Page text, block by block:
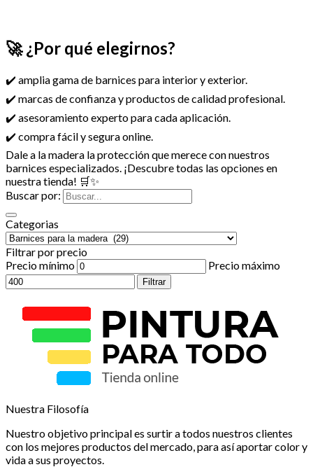
🚀 ¿Por qué elegirnos?
✔️ amplia gama de barnices para interior y exterior.
✔️ marcas de confianza y productos de calidad profesional.
✔️ asesoramiento experto para cada aplicación.
✔️ compra fácil y segura online.
Dale a la madera la protección que merece con nuestros
barnices especializados. ¡Descubre todas las opciones en
nuestra tienda! 🛒✨
Buscar por:
Categorias
Filtrar por precio
Precio mínimo
Precio máximo
Filtrar
Nuestra Filosofía
Nuestro objetivo principal es surtir a todos nuestros clientes
con los mejores productos del mercado, para así aportar color y
vida a sus proyectos.